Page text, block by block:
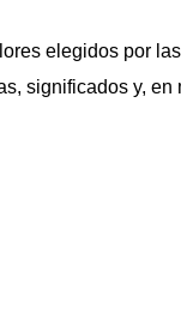
elegidos por
significados y,